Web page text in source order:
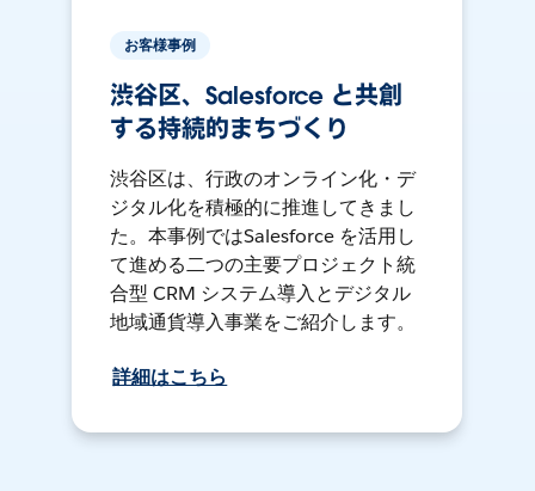
お客様事例
渋谷区、Salesforce と共創
する持続的まちづくり
渋谷区は、行政のオンライン化・デ
ジタル化を積極的に推進してきまし
た。本事例ではSalesforce を活用し
て進める二つの主要プロジェクト統
合型 CRM システム導入とデジタル
地域通貨導入事業をご紹介します。
詳細はこちら